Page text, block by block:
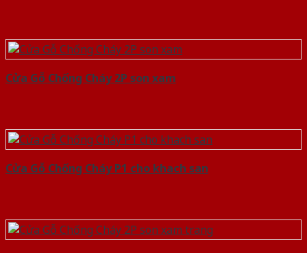
Cửa Gỗ Chống Cháy 2P son xam
Cửa Gỗ Chống Cháy P1 cho khach san